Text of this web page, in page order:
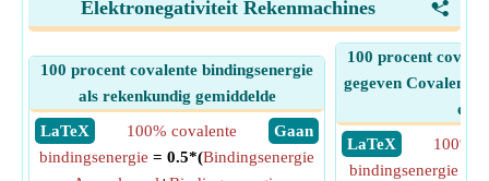
<
Elektronegativiteit Rekenmachines
100 procent covalente bindingsenergie
als rekenkundig gemiddelde
​ LaTeX
​ Gaan
100% covalente
bindingsenergie = 0.5*(Bindingsenergie
100 procent
gegeven Covalente
​ LaTeX
100%
bindingsenergie